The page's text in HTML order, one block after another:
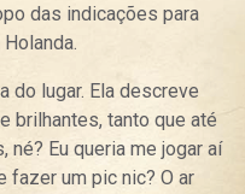
das indicações para
do lugar. Ela descreve
brilhantes, tanto que até
Eu queria me jogar aí
fazer um pic nic? O ar